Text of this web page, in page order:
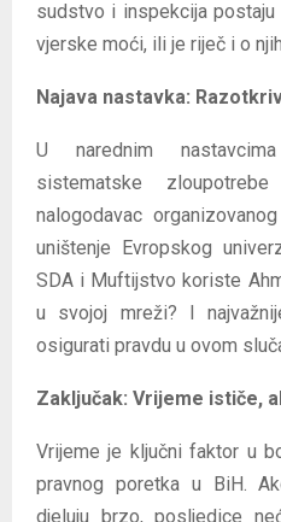
sudstvo i inspekcija
vjerske moći, ili je riječ i o
Najava nastavka:
U narednim
sistematske
nalogodavac
uništenje Evropskog
SDA i Muftijstvo koriste
u svojoj mreži? I
osigurati pravdu u ovom
Zaključak: Vrijeme ističe,
Vrijeme je ključni faktor u
pravnog poretka u BiH.
djeluju brzo, posljedice